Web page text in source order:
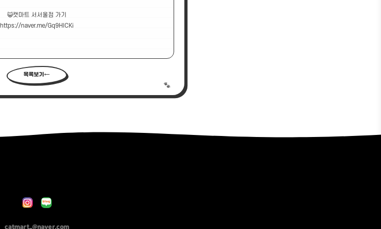
😺캣마트 서서울점 가기
https://naver.me/Gq9HlCKi
목록보기